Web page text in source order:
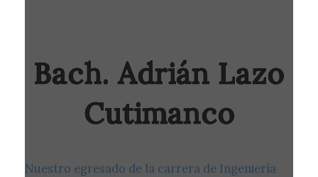
Bach. Adrián Lazo
Cutimanco
Nuestro egresado de la carrera de Ingeniería